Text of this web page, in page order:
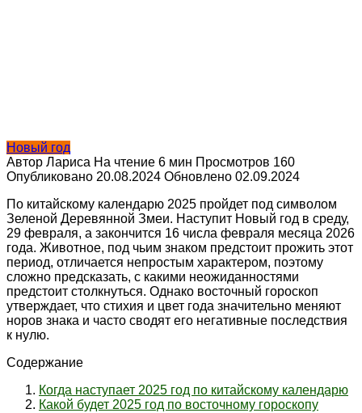
Новый год
Автор Лариса На чтение 6 мин Просмотров 160
Опубликовано 20.08.2024 Обновлено 02.09.2024
По китайскому календарю 2025 пройдет под символом
Зеленой Деревянной Змеи. Наступит Новый год в среду,
29 февраля, а закончится 16 числа февраля месяца 2026
года. Животное, под чьим знаком предстоит прожить этот
период, отличается непростым характером, поэтому
сложно предсказать, с какими неожиданностями
предстоит столкнуться. Однако восточный гороскоп
утверждает, что стихия и цвет года значительно меняют
норов знака и часто сводят его негативные последствия
к нулю.
Содержание
Когда наступает 2025 год по китайскому календарю
Какой будет 2025 год по восточному гороскопу